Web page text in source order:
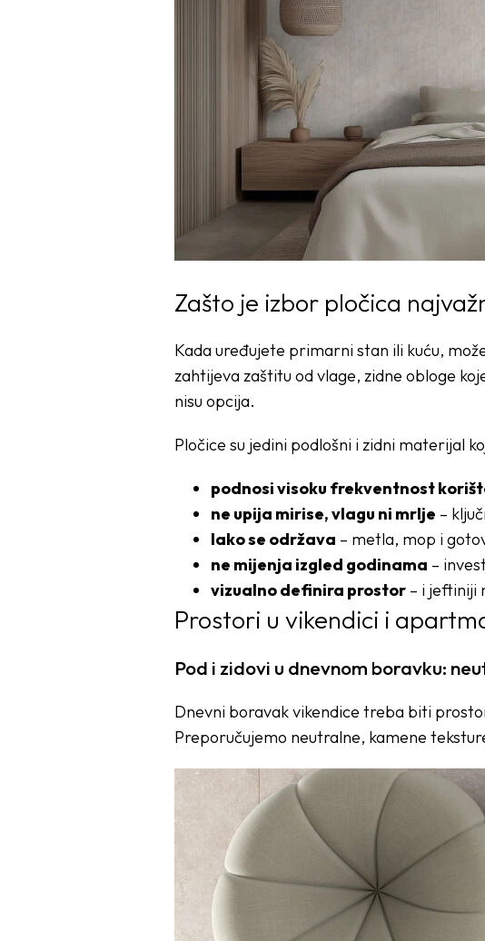
Zašto je izbor pločica
Kada uređujete primarni stan ili kuću,
zahtijeva zaštitu od vlage, zidne obloge
nisu opcija.
Pločice su jedini podlošni i zidni materijal
podnosi visoku frekventnost
ne upija mirise, vlagu ni mrlje –
lako se održava – metla, mop i
ne mijenja izgled godinama –
vizualno definira prostor – i jeftiniji
Prostori u vikendici i
Pod i zidovi u dnevnom boravku:
Dnevni boravak vikendice treba biti
Preporučujemo neutralne, kamene